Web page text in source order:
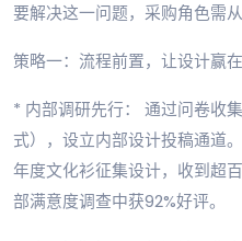
要解决这一问题，采购角色需
策略一：流程前置，让设计赢
* 内部调研先行： 通过问卷收
式），设立内部设计投稿通道
年度文化衫征集设计，收到超
部满意度调查中获92%好评。